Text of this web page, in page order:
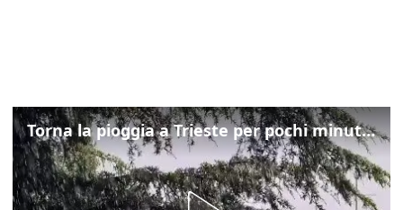
Torna la pioggia a Trieste per pochi minuti: ma il caldo non molla